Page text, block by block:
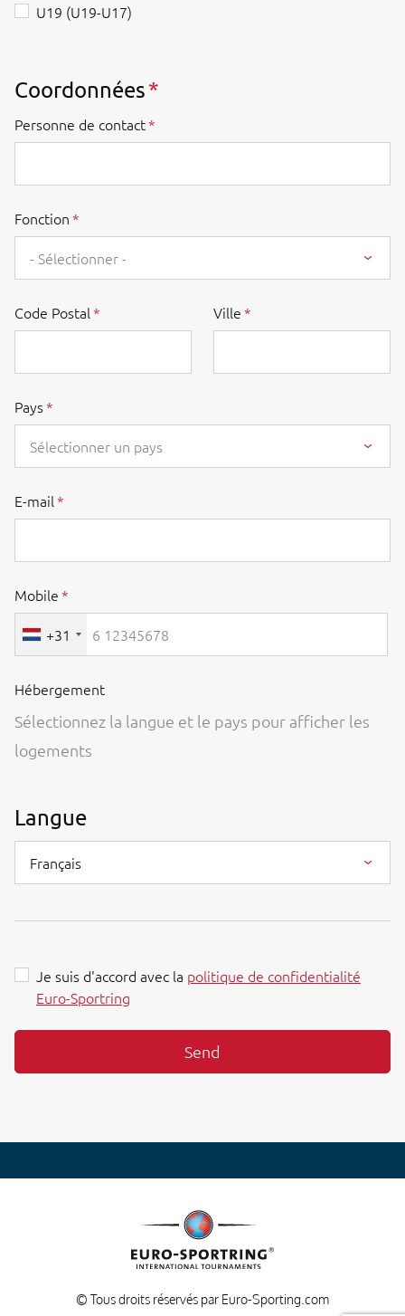
U19 (U19-U17)
Coordonnées
Personne de contact
Fonction
- Sélectionner -
Code Postal Ville
Pays
Sélectionner un pays
E-mail
Mobile
+31
Hébergement
Sélectionnez la langue et le pays pour afficher les
logements
Langue
Français
Je suis d'accord avec la politique de confidentialité
Euro-Sportring
Send
© Tous droits réservés par Euro-Sporting.com